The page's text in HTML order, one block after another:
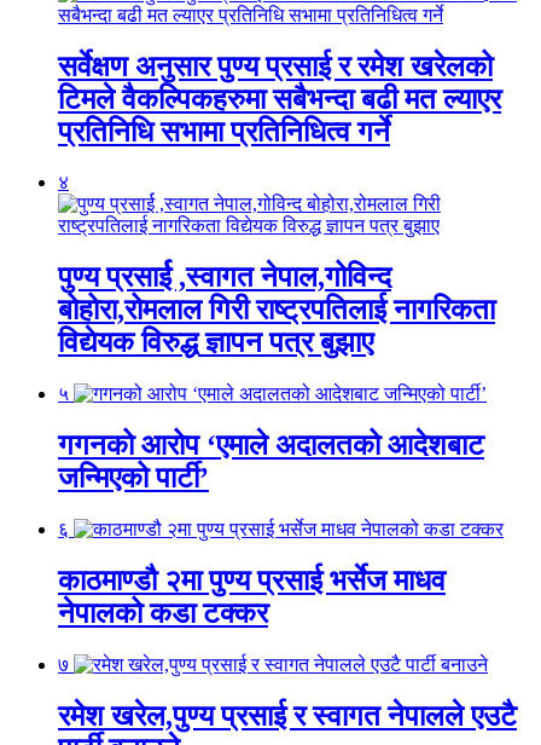
सर्वेक्षण अनुसार पुण्य प्रसाई र रमेश खरेलको
टिमले वैकल्पिकहरुमा सबैभन्दा बढी मत ल्याएर
प्रतिनिधि सभामा प्रतिनिधित्व गर्ने
४
पुण्य प्रसार्ई ,स्वागत नेपाल,गोविन्द
बोहोरा,रोमलाल गिरी राष्ट्रपतिलाई नागरिकता
विद्येयक विरुद्ध ज्ञापन पत्र बुझाए
५
गगनको आरोप ‘एमाले अदालतको आदेशबाट
जन्मिएको पार्टी’
६
काठमाण्डौ २मा पुण्य प्रसाई भर्सेज माधव
नेपालको कडा टक्कर
७
रमेश खरेल,पुण्य प्रसाई र स्वागत नेपालले एउटै